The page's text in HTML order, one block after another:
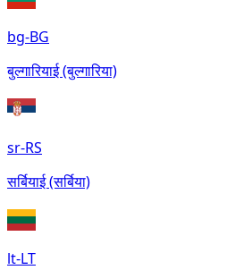
bg-BG
बुल्गारियाई (बुल्गारिया)
sr-RS
सर्बियाई (सर्बिया)
lt-LT